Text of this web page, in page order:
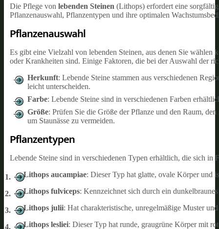
Die Pflege von lebenden Steinen (Lithops) erfordert eine
Pflanzenauswahl, Pflanzentypen und ihre optimalen
Pflanzenauswahl
Es gibt eine Vielzahl von lebenden Steinen, aus denen Sie
oder Krankheiten sind. Einige Faktoren, die bei der Auswahl der
Herkunft: Lebende Steine stammen aus verschiedenen
leicht unterscheiden.
Farbe: Lebende Steine sind in verschiedenen Farben
Größe: Prüfen Sie die Größe der Pflanze und den Raum,
um Staunässe zu vermeiden.
Pflanzentypen
Lebende Steine sind in verschiedenen Typen erhältlich, die sich
Lithops aucampiae: Dieser Typ hat glatte, ovale Körper und
Lithops fulviceps: Kennzeichnet sich durch ein
Lithops julii: Hat charakteristische, unregelmäßige Muster
Lithops lesliei: Dieser Typ hat runde, graugrüne Körper mit